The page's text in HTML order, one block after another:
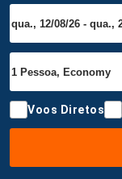
Voos Diretos